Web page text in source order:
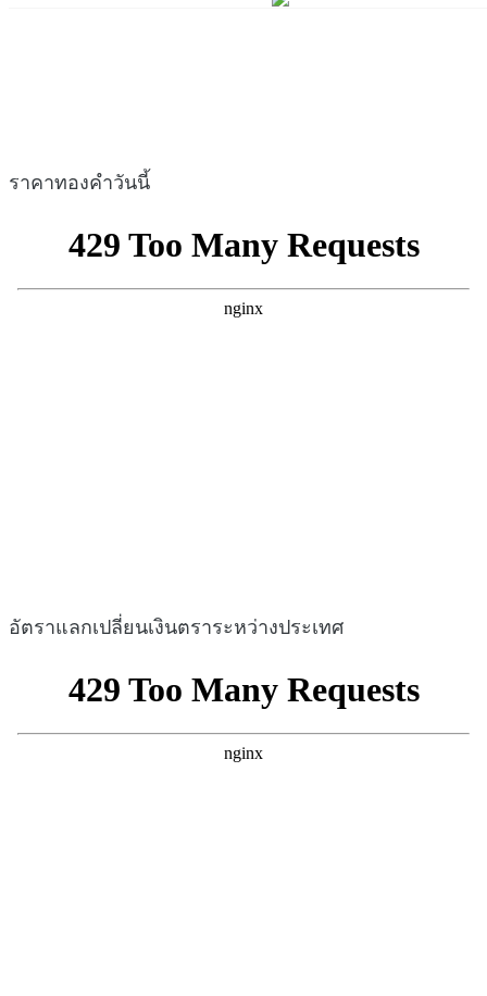
ราคาทองคำวันนี้
อัตราแลกเปลี่ยนเงินตราระหว่างประเทศ